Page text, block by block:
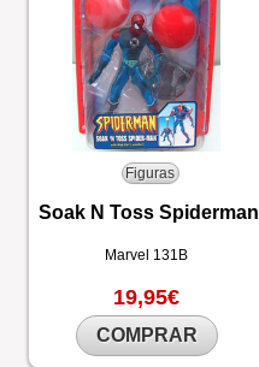
Figuras
Soak N Toss Spiderman
Marvel 131B
19,95€
COMPRAR